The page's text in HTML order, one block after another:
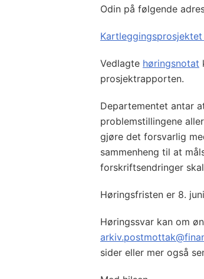
Odin på følgende
Vedlagte høringsnotat
prosjektrapporten.
Departementet antar
problemstillingene
gjøre det forsvarlig
sammenheng til at
forskriftsendringer
Høringsfristen er 8.
Høringssvar kan om
sider eller mer også